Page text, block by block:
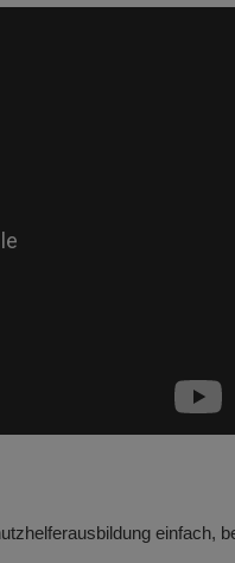
einfach,